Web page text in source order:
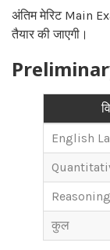
अंतिम मेरिट Main
तैयार की जाएगी।
English
कुल